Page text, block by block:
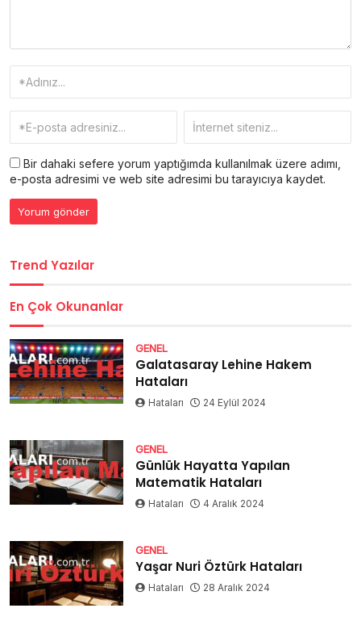
Bir dahaki sefere yorum yaptığımda kullanılmak üzere adımı,
e-posta adresimi ve web site adresimi bu tarayıcıya kaydet.
Trend Yazılar
En Çok Okunanlar
GENEL
Galatasaray Lehine Hakem
Hataları
Hataları 24 Eylül 2024
GENEL
Günlük Hayatta Yapılan
Matematik Hataları
Hataları 4 Aralık 2024
GENEL
Yaşar Nuri Öztürk Hataları
Hataları 28 Aralık 2024